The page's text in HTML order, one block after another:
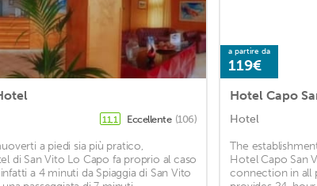
11,1 Eccellente (106)
a piedi sia più pratico,
di San Vito Lo Capo fa proprio al caso
a 4 minuti da Spiaggia di San Vito
a partire da
119€
Hotel Capo
Hotel
The
Hotel Capo San
connection in all